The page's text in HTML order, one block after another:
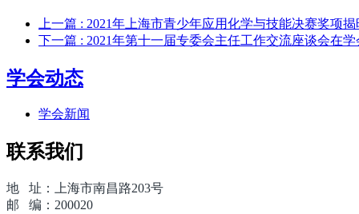
上一篇 : 2021年上海市青少年应用化学与技能决赛奖项揭
下一篇 : 2021年第十一届专委会主任工作交流座谈会在
学会动态
学会新闻
联系我们
地 址：上海市南昌路203号
邮 编：200020